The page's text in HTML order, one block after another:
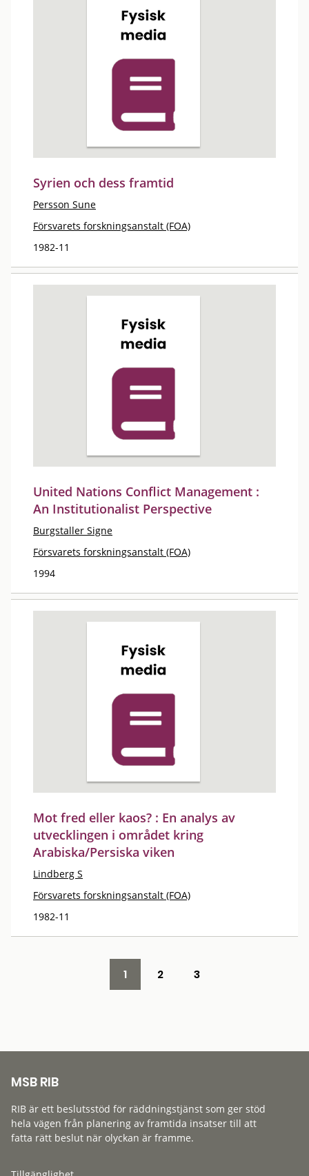
Syrien och dess framtid
Persson Sune
Försvarets forskningsanstalt (FOA)
1982-11
United Nations Conflict Management :
An Institutionalist Perspective
Burgstaller Signe
Försvarets forskningsanstalt (FOA)
1994
Mot fred eller kaos? : En analys av
utvecklingen i området kring
Arabiska/Persiska viken
Lindberg S
Försvarets forskningsanstalt (FOA)
1982-11
1 2 3
MSB RIB
RIB är ett beslutsstöd för räddningstjänst som ger stöd
hela vägen från planering av framtida insatser till att
fatta rätt beslut när olyckan är framme.